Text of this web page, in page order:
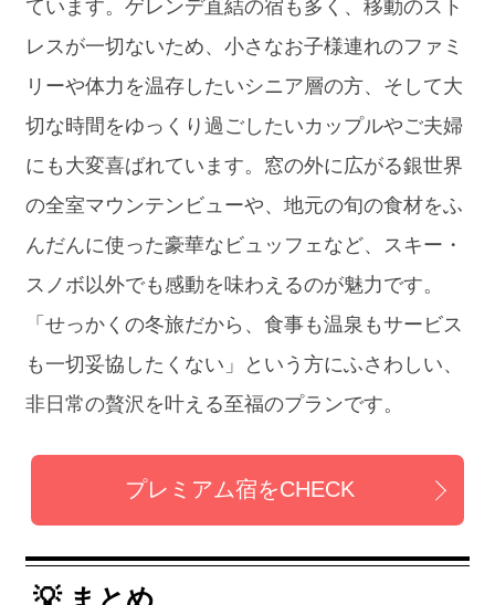
ています。ゲレンデ直結の宿も多く、移動のスト
レスが一切ないため、小さなお子様連れのファミ
リーや体力を温存したいシニア層の方、そして大
切な時間をゆっくり過ごしたいカップルやご夫婦
にも大変喜ばれています。窓の外に広がる銀世界
の全室マウンテンビューや、地元の旬の食材をふ
んだんに使った豪華なビュッフェなど、スキー・
スノボ以外でも感動を味わえるのが魅力です。
「せっかくの冬旅だから、食事も温泉もサービス
も一切妥協したくない」という方にふさわしい、
非日常の贅沢を叶える至福のプランです。
プレミアム宿をCHECK
💡 まとめ